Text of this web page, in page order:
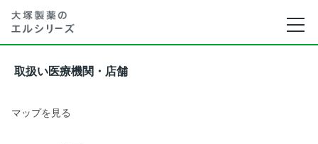
取扱い医療機関・店舗
マップを見る